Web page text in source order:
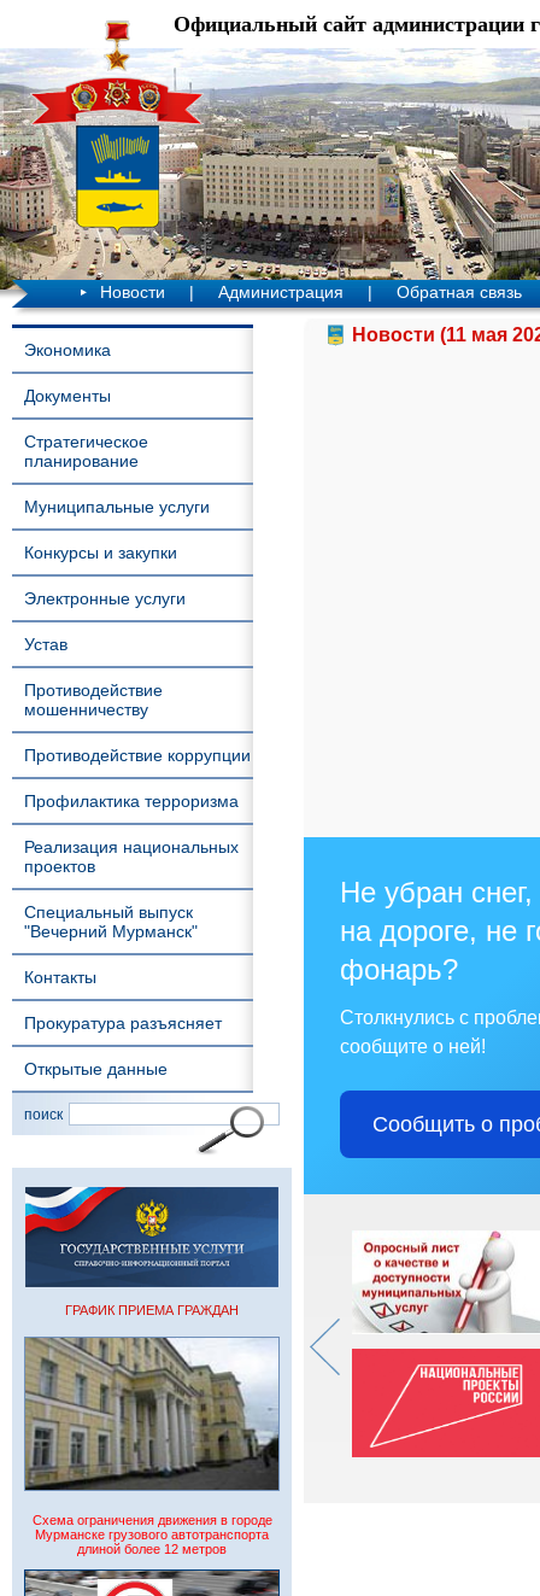
Официальный сайт администрации
Новости | Администрация | Обратная связь
Экономика
Документы
Стратегическое
планирование
Муниципальные услуги
Конкурсы и закупки
Электронные услуги
Устав
Противодействие
мошенничеству
Противодействие коррупции
Профилактика терроризма
Реализация национальных
проектов
Специальный выпуск
"Вечерний Мурманск"
Контакты
Прокуратура разъясняет
Открытые данные
поиск
ГРАФИК ПРИЕМА ГРАЖДАН
Схема ограничения движения в городе
Мурманске грузового автотранспорта
длиной более 12 метров
Новости (11 мая
Не убран
на дороге, не
фонарь?
Столкнулись с
сообщите о ней!
Сообщить о